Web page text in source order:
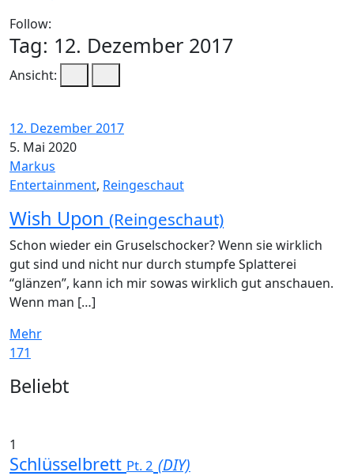
Follow:
Tag: 12. Dezember 2017
Ansicht:
12. Dezember 2017
5. Mai 2020
Markus
Entertainment, Reingeschaut
Wish Upon (Reingeschaut)
Schon wieder ein Gruselschocker? Wenn sie wirklich
gut sind und nicht nur durch stumpfe Splatterei
“glänzen”, kann ich mir sowas wirklich gut anschauen.
Wenn man […]
Mehr
171
Widgets
Beliebt
1
Schlüsselbrett Pt. 2 (DIY)